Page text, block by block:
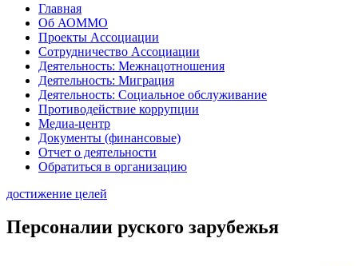
Главная
Об АОММО
Проекты Ассоциации
Сотрудничество Ассоциации
Деятельность: Межнацотношения
Деятельность: Миграция
Деятельность: Социальное обслуживание
Противодействие коррупции
Медиа-центр
Документы (финансовые)
Отчет о деятельности
Обратиться в организацию
достижение целей
Персоналии руского зарубежья